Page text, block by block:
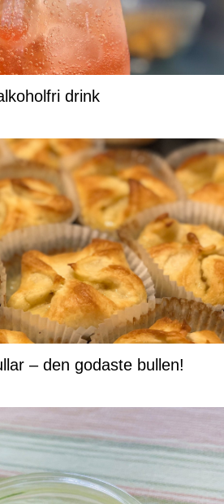
drink
– den godaste bullen!